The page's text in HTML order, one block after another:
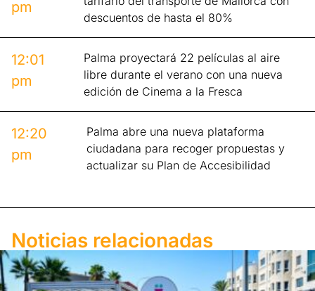
pm
descuentos de hasta el 80%
12:01
pm
Palma proyectará 22 películas al aire
libre durante el verano con una nueva
edición de Cinema a la Fresca
12:20
pm
Palma abre una nueva plataforma
ciudadana para recoger propuestas y
actualizar su Plan de Accesibilidad
Noticias relacionadas